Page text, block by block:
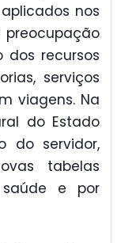
nos
preocupação
recursos
serviços
viagens. Na
do Estado
do servidor,
tabelas
e por